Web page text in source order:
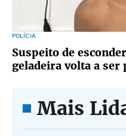
POLÍCIA
Suspeito de
geladeira volta a ser
Mais